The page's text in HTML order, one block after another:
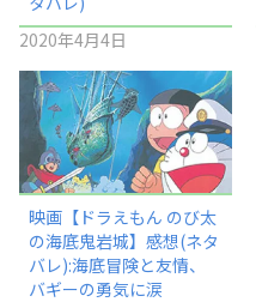
2020年4月4日
映画【ドラえもん のび太
の海底鬼岩城】感想(ネタ
バレ):海底冒険と友情、
バギーの勇気に涙